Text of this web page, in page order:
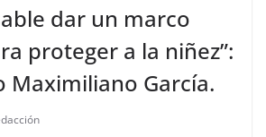
dar un marco
proteger a la niñez”:
Maximiliano García.